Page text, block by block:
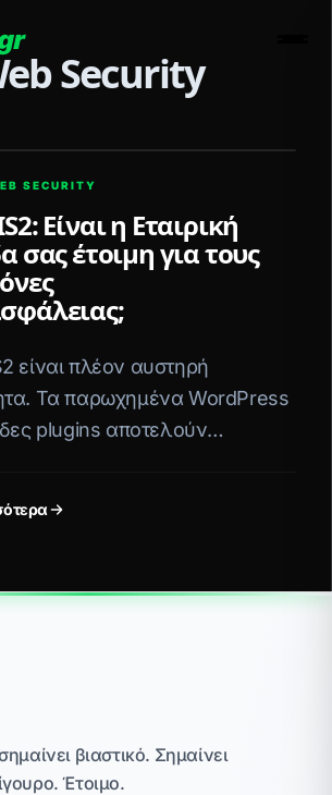
Security
SECURITY
Είναι η Εταιρική
σας έτοιμη για τους
είναι πλέον αυστηρή
Τα παρωχημένα WordPress
plugins αποτελούν
βιαστικό. Σημαίνει
Έτοιμο.